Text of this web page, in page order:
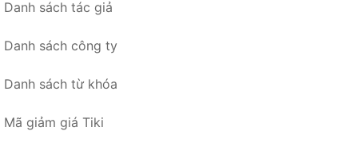
Danh sách tác giả
Danh sách công ty
Danh sách từ khóa
Mã giảm giá Tiki